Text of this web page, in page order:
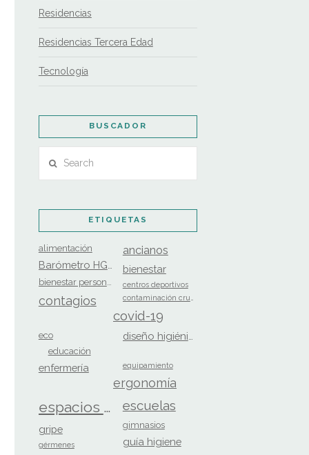
Residencias
Residencias Tercera Edad
Tecnología
BUSCADOR
ETIQUETAS
alimentación ancianos
bienestar
bienestar personal centros deportivos
contagios
covid-19
eco
educación
enfermería equipamiento
ergonomía
escuelas
espacios saludables
gimnasios
gripe
guía higiene
gérmenes